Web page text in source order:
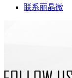
联系丽晶微